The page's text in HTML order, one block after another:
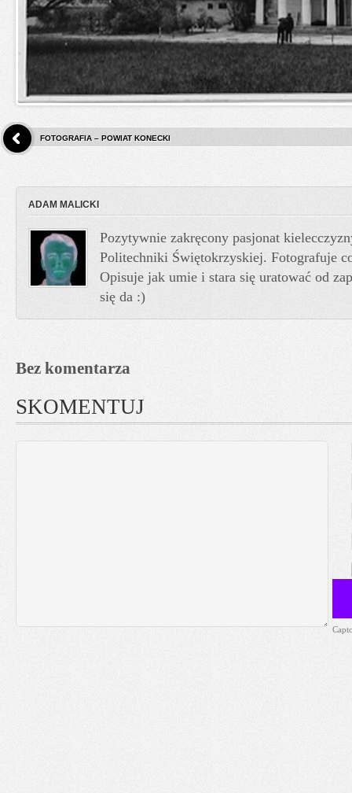
FOTOGRAFIA – POWIAT KONECKI
ADAM MALICKI
Pozytywnie zakręcony pasjonat
Politechniki Świętokrzyskiej. Fotografuje
Opisuje jak umie i stara się uratować od
się da :)
Bez komentarza
SKOMENTUJ